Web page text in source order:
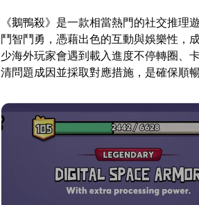
《鵝鴨殺》是一款相當熱門的社交推
鬥智鬥勇，憑藉出色的互動與娛樂性，
少海外玩家會遇到載入進度不停轉圈、
清問題成因並採取對應措施，是確保順